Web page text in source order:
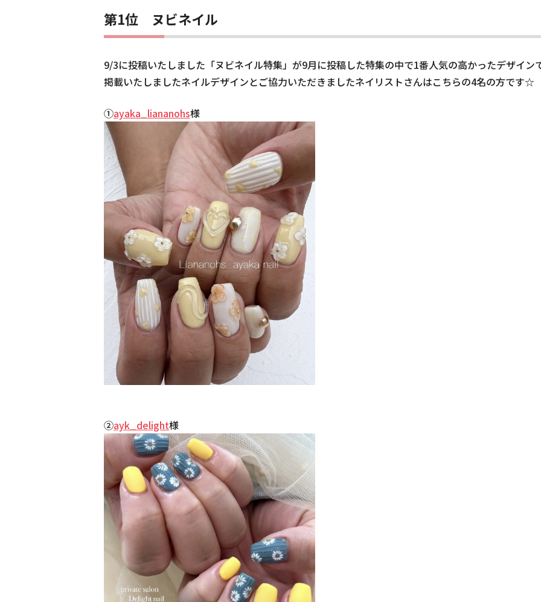
第1位 ヌビネイル
9/3に投稿いたしました「ヌビネイル特集」が9月に投稿した特集の中で1番人気の高かったデザイン
掲載いたしましたネイルデザインとご協力いただきましたネイリストさんはこちらの4名の方です☆
①ayaka_liananohs様
②ayk_delight様